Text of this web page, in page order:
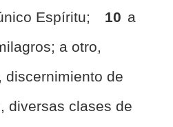
Espíritu;
10 a
a otro,
discernimiento de
diversas clases de